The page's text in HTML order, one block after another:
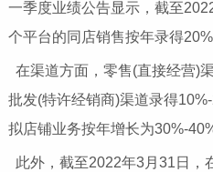
一季度业绩公告显示，截至
个平台的同店销售按年录得
在渠道方面，零售(直接经营)
批发(特许经销商)渠道录得
拟店铺业务按年增长为30%-
此外，截至2022年3月31日，